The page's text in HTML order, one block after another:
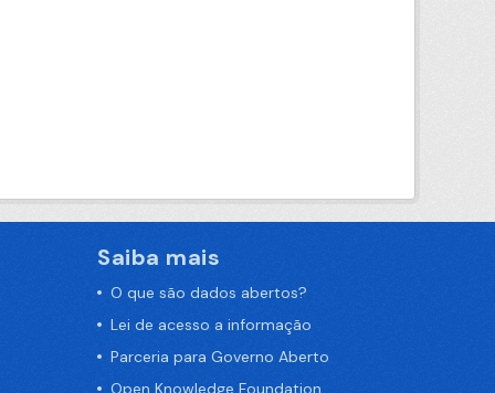
Saiba mais
O que são dados abertos?
Lei de acesso a informação
Parceria para Governo Aberto
Open Knowledge Foundation